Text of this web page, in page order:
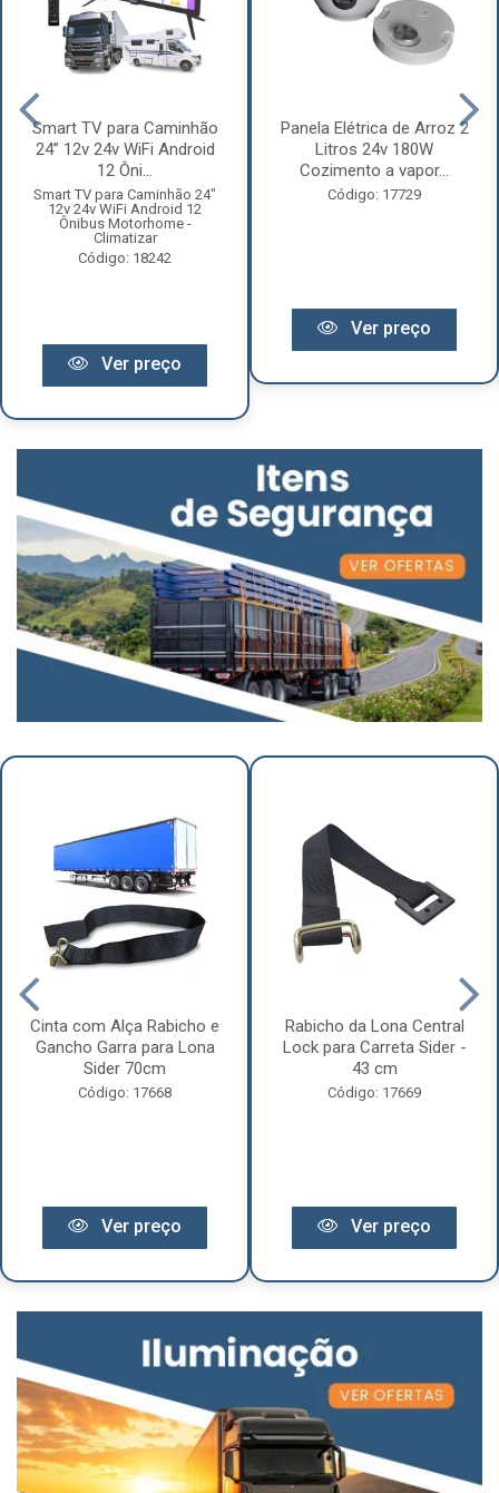
Smart TV para Caminhão
24” 12v 24v WiFi Android
12 Ôni...
Smart TV para Caminhão 24"
12v 24v WiFi Android 12
Ônibus Motorhome -
Climatizar
Código: 18242
Ver preço
Panela Elétrica de Arroz 2
Litros 24v 180W
Cozimento a vapor...
Código: 17729
Ver preço
Cinta com Alça Rabicho e
Gancho Garra para Lona
Sider 70cm
Código: 17668
Ver preço
Rabicho da Lona Central
Lock para Carreta Sider -
43 cm
Código: 17669
Ver preço